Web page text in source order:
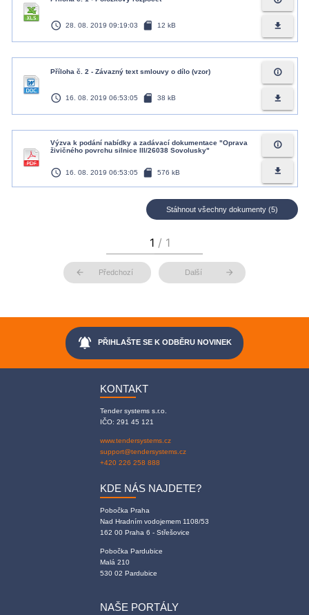
access_time 28. 08. 2019 09:19:03 sd_card 12 kB file_download
Příloha č. 2 - Závazný text smlouvy o dílo (vzor)
access_time 16. 08. 2019 06:53:05 sd_card 38 kB
info_outline
file_download
Výzva k podání nabídky a zadávací dokumentace "Oprava
živičného povrchu silnice III/26038 Sovolusky"
access_time 16. 08. 2019 06:53:05 sd_card 576 kB
info_outline
file_download
Stáhnout všechny dokumenty (5)
arrow_back Předchozí Další arrow_forward
notifications_active PŘIHLAŠTE SE K ODBĚRU NOVINEK
KONTAKT
Tender systems s.r.o.
IČO: 291 45 121
www.tendersystems.cz
support@tendersystems.cz
+420 226 258 888
KDE NÁS NAJDETE?
Pobočka Praha
Nad Hradním vodojemem 1108/53
162 00 Praha 6 - Střešovice
Pobočka Pardubice
Malá 210
530 02 Pardubice
NAŠE PORTÁLY